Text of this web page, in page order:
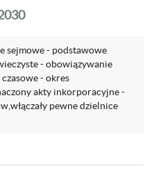
sejmowe - podstawowe
- obowiązywanie
- okres
akty inkorporacyjne -
pewne dzielnice